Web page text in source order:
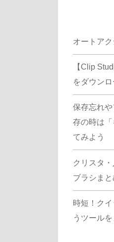
オートア
【Clip
をダウン
保存忘れ
存の時は
てみよう
クリスタ
ブラシまと
時短！ク
うツール